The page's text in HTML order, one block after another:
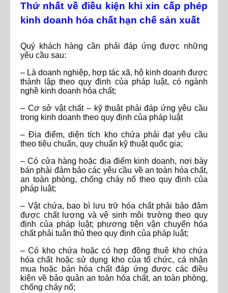
Thứ nhất về điều kiện khi xin cấp phép
kinh doanh hóa chất hạn chế sản xuất
Quý khách hàng cần phải đáp ứng được những
yêu cầu sau:
– Là doanh nghiệp, hợp tác xã, hộ kinh doanh được
thành lập theo quy định của pháp luật, có ngành
nghề kinh doanh hóa chất;
– Cơ sở vật chất – kỹ thuật phải đáp ứng yêu cầu
trong kinh doanh theo quy định của pháp luật
– Địa điểm, diện tích kho chứa phải đạt yêu cầu
theo tiêu chuẩn, quy chuẩn kỹ thuật quốc gia;
– Có cửa hàng hoặc địa điểm kinh doanh, nơi bày
bán phải đảm bảo các yêu cầu về an toàn hóa chất,
an toàn phòng, chống cháy nổ theo quy định của
pháp luật;
– Vật chứa, bao bì lưu trữ hóa chất phải bảo đảm
được chất lượng và vệ sinh môi trường theo quy
định của pháp luật; phương tiện vận chuyển hóa
chất phải tuân thủ theo quy định của pháp luật;
– Có kho chứa hoặc có hợp đồng thuê kho chứa
hóa chất hoặc sử dụng kho của tổ chức, cá nhân
mua hoặc bán hóa chất đáp ứng được các điều
kiện về bảo quản an toàn hóa chất, an toàn phòng,
chống cháy nổ;